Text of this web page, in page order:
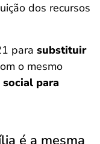
dos recursos
para substituir
o mesmo
para
é a mesma